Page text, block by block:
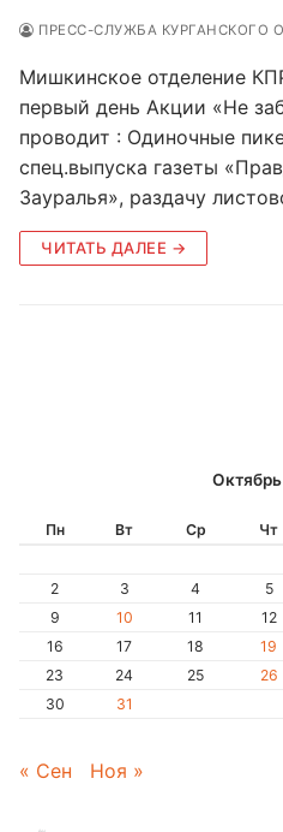
ПРЕСС-СЛУЖБА КУРГАНСКОГО
Мишкинское отделение
первый день Акции «Не
проводит : Одиночные
спец.выпуска газеты
Зауралья», раздачу
ЧИТАТЬ ДАЛЕЕ →
Пн Вт Ср Чт
2
3 4 5
9
10 11 12
16
17 18 19
23
24 25 26
30
31
« Сен Ноя »